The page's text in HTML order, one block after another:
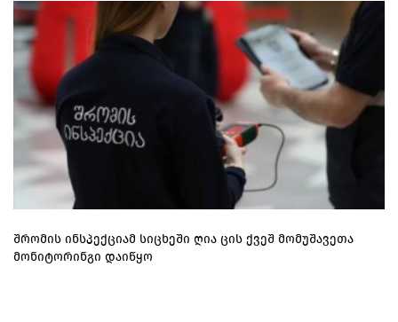
შრომის ინსპექციამ სიცხეში ღია ცის ქვეშ მომუშავეთა
მონიტორინგი დაიწყო